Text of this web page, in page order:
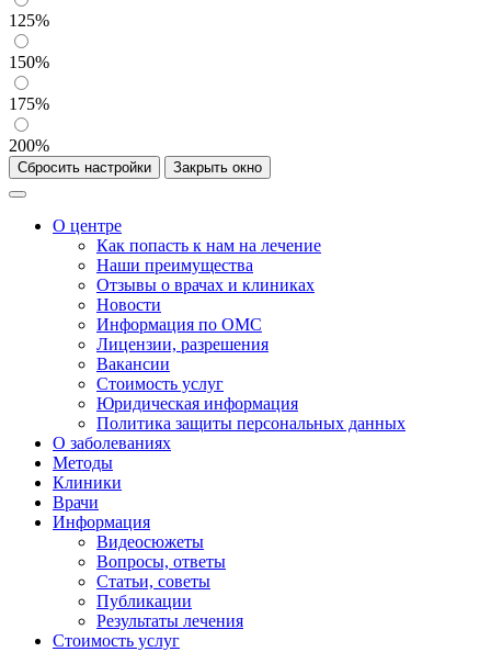
125%
150%
175%
200%
Сбросить настройки Закрыть окно
О центре
Как попасть к нам на лечение
Наши преимущества
Отзывы о врачах и клиниках
Новости
Информация по ОМС
Лицензии, разрешения
Вакансии
Стоимость услуг
Юридическая информация
Политика защиты персональных данных
О заболеваниях
Методы
Клиники
Врачи
Информация
Видеосюжеты
Вопросы, ответы
Статьи, советы
Публикации
Результаты лечения
Стоимость услуг